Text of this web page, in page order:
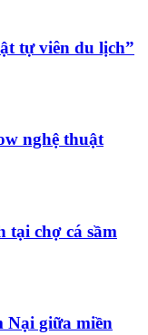
tự viên du lịch”
nghệ thuật
tại chợ cá sầm
Nại giữa miền